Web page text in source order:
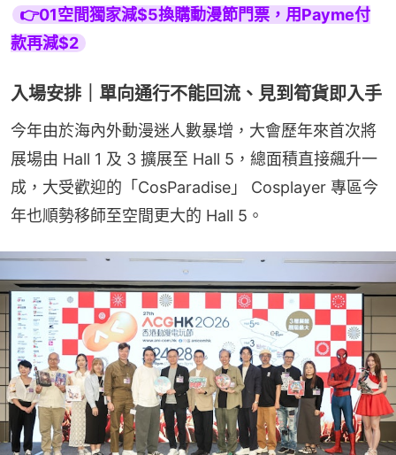
👉01空間獨家減$5換購動漫節門票，用Payme付
款再減$2
入場安排｜單向通行不能回流、見到筍貨即入手
今年由於海內外動漫迷人數暴增，大會歷年來首次將
展場由 Hall 1 及 3 擴展至 Hall 5，總面積直接飆升一
成，大受歡迎的「CosParadise」 Cosplayer 專區今
年也順勢移師至空間更大的 Hall 5。